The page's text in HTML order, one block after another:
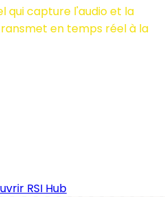
qui capture l'audio et la
en temps réel à la
RSI Hub